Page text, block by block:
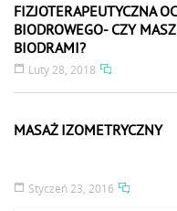
FIZJOTERAPEUTYCZNA
BIODROWEGO- CZY
BIODRAMI?
Luty 28, 2018
MASAŻ IZOMETRYCZNY
Styczeń 23, 2016